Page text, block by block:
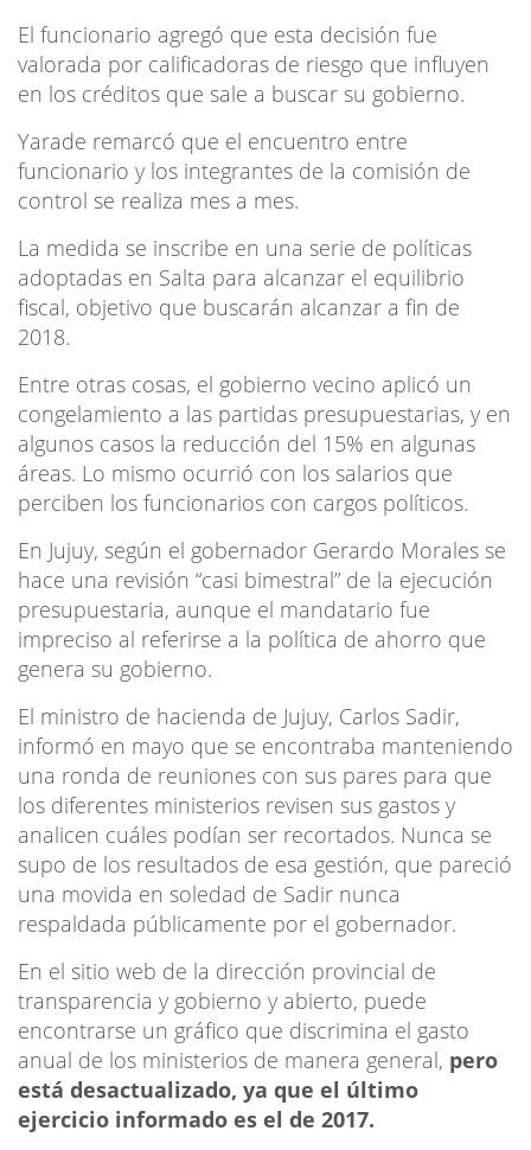
El funcionario agregó que esta decisión fue
valorada por calificadoras de riesgo que influyen
en los créditos que sale a buscar su gobierno.
Yarade remarcó que el encuentro entre
funcionario y los integrantes de la comisión de
control se realiza mes a mes.
La medida se inscribe en una serie de políticas
adoptadas en Salta para alcanzar el equilibrio
fiscal, objetivo que buscarán alcanzar a fin de
2018.
Entre otras cosas, el gobierno vecino aplicó un
congelamiento a las partidas presupuestarias, y en
algunos casos la reducción del 15% en algunas
áreas. Lo mismo ocurrió con los salarios que
perciben los funcionarios con cargos políticos.
En Jujuy, según el gobernador Gerardo Morales se
hace una revisión “casi bimestral” de la ejecución
presupuestaria, aunque el mandatario fue
impreciso al referirse a la política de ahorro que
genera su gobierno.
El ministro de hacienda de Jujuy, Carlos Sadir,
informó en mayo que se encontraba manteniendo
una ronda de reuniones con sus pares para que
los diferentes ministerios revisen sus gastos y
analicen cuáles podían ser recortados. Nunca se
supo de los resultados de esa gestión, que pareció
una movida en soledad de Sadir nunca
respaldada públicamente por el gobernador.
En el sitio web de la dirección provincial de
transparencia y gobierno y abierto, puede
encontrarse un gráfico que discrimina el gasto
anual de los ministerios de manera general, pero
está desactualizado, ya que el último
ejercicio informado es el de 2017.